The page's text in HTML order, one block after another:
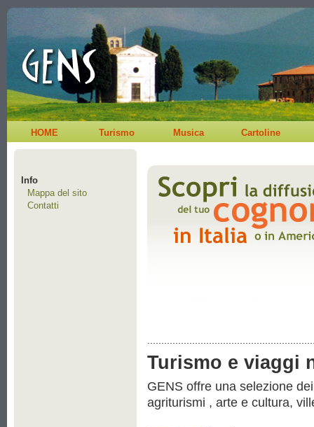
HOME Turismo Musica Cartoline
Info
Mappa del sito
Contatti
Turismo e viaggi
GENS offre una selezione
agriturismi , arte e cultura,